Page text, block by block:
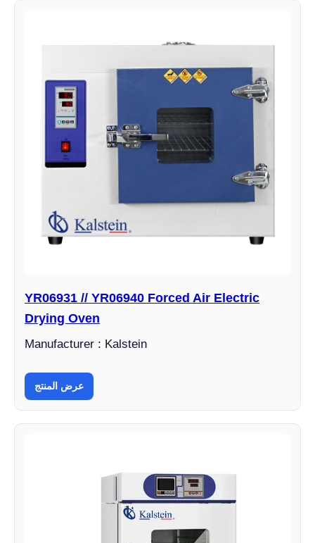
YR06931 // YR06940 Forced Air Electric
Drying Oven
Manufacturer : Kalstein
عرض المنتج